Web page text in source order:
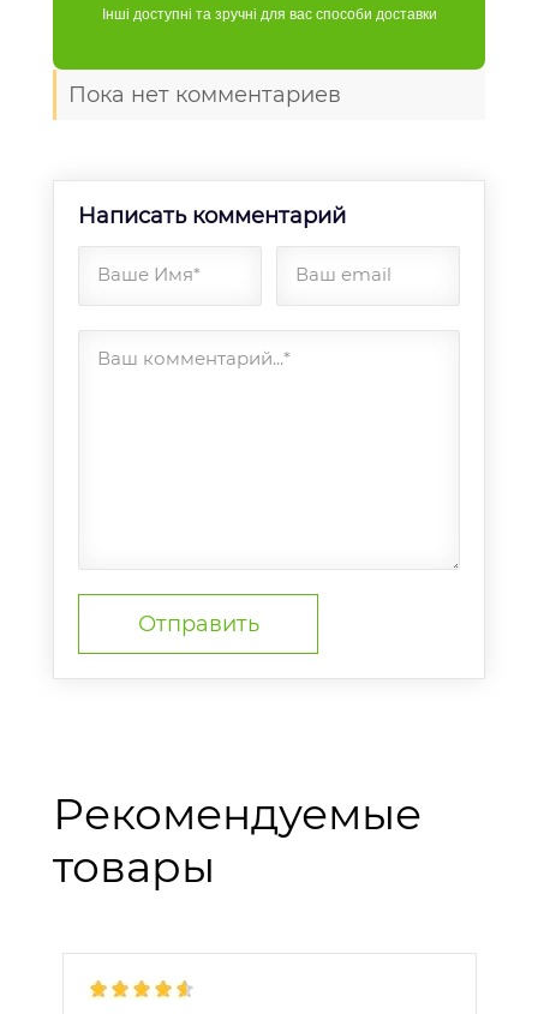
Інші доступні та зручні для вас способи доставки
Пока нет комментариев
Написать комментарий
Ваше Имя* Ваш email
Ваш комментарий...*
Рекомендуемые
товары